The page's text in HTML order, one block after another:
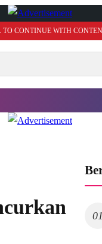
TO CONTINUE WITH
01